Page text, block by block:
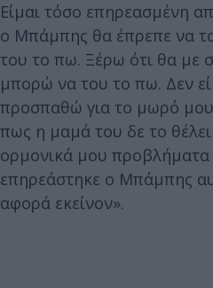
Είμαι τόσο επηρεασμένη
ο Μπάμπης θα έπρεπε να
του το πω. Ξέρω ότι θα με
μπορώ να του το πω. Δεν
προσπαθώ για το μωρό
πως η μαμά του δε το
ορμονικά μου προβλήματα
επηρεάστηκε ο Μπάμπης
αφορά εκείνον».